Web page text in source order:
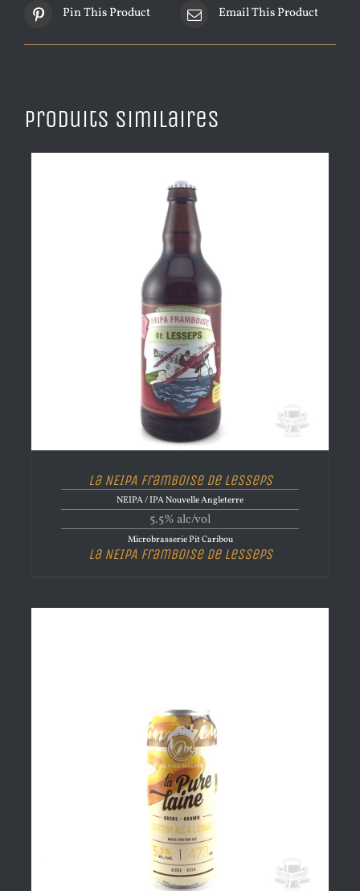
Pin This Product Email This Product
Produits similaires
La NEIPA Framboise de Lesseps
NEIPA / IPA Nouvelle Angleterre
5.5% alc/vol
Microbrasserie Pit Caribou
La NEIPA Framboise de Lesseps